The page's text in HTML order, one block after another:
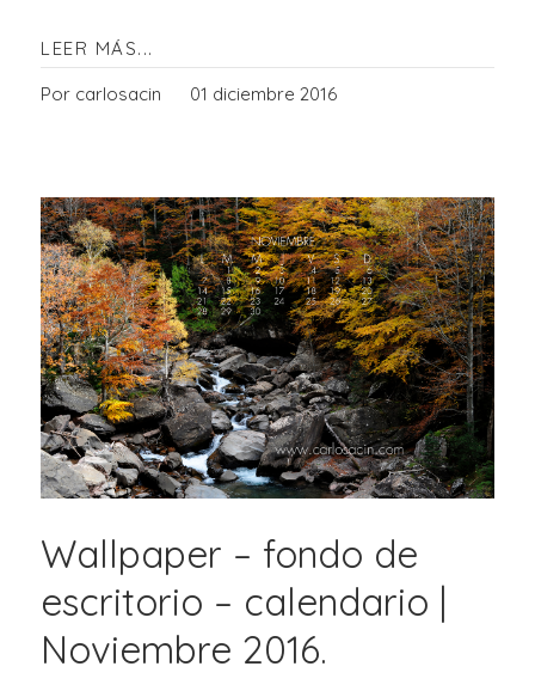
LEER MÁS...
Por carlosacin 01 diciembre 2016
Wallpaper – fondo de
escritorio – calendario |
Noviembre 2016.